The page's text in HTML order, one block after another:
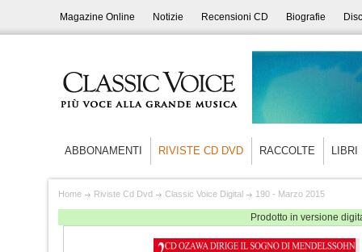
Magazine Online Notizie Recensioni CD Biografie
ABBONAMENTI RIVISTE CD DVD RACCOLTE LIBRI
Home Riviste Cd Dvd Classic Voice Digital 190 - Marzo 2015
Prodotto in versione